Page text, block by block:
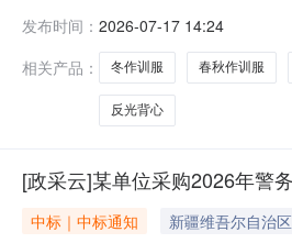
959558.3（元）93.582.废
发布时间： 2026-07-17 14:24
相关产品：
冬作训服 春秋作训服
反光背心
[政采云]某单位采购2026年警
中标｜中标通知
新疆维吾尔自治